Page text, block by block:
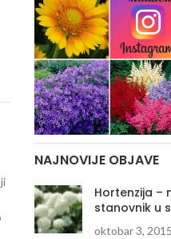
NAJNOVIJE OBJAVE
Hortenzija –
stanovnik u
oktobar 3, 2015